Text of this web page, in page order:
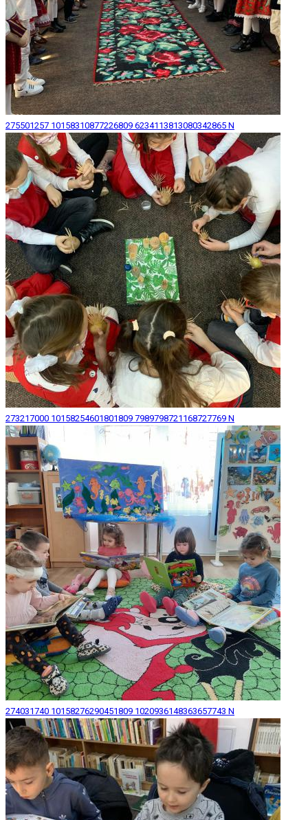
275501257 10158310877226809 6234113813080342865 N
273217000 10158254601801809 7989798721168727769 N
274031740 10158276290451809 1020936148363657743 N